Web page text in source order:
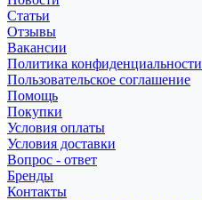
Статьи
Отзывы
Вакансии
Политика конфиденциальности
Пользовательское соглашение
Помощь
Покупки
Условия оплаты
Условия доставки
Вопрос - ответ
Бренды
Контакты